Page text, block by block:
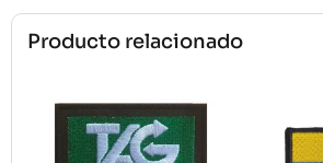
Producto relacionado